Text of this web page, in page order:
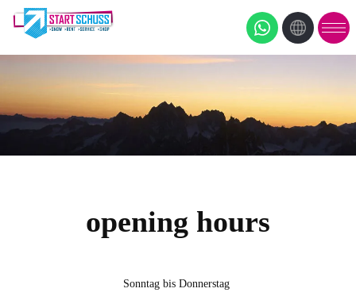
opening hours
Sonntag bis Donnerstag